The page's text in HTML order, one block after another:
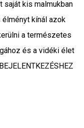
kis malmukban
kínál azok
a természetes
és a vidéki élet